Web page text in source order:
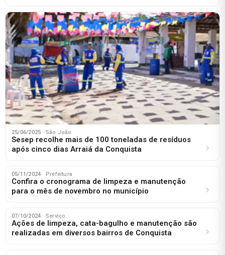
25/06/2025 · São João
Sesep recolhe mais de 100 toneladas de resíduos
após cinco dias Arraiá da Conquista
05/11/2024 · Prefeitura
Confira o cronograma de limpeza e manutenção
para o mês de novembro no município
07/10/2024 · Serviço
Ações de limpeza, cata-bagulho e manutenção são
realizadas em diversos bairros de Conquista